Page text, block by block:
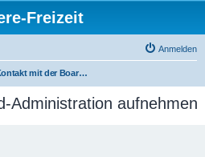
Freizeit
Anmelden
Kontakt mit der Board-Administration aufnehmen
Administration aufnehmen